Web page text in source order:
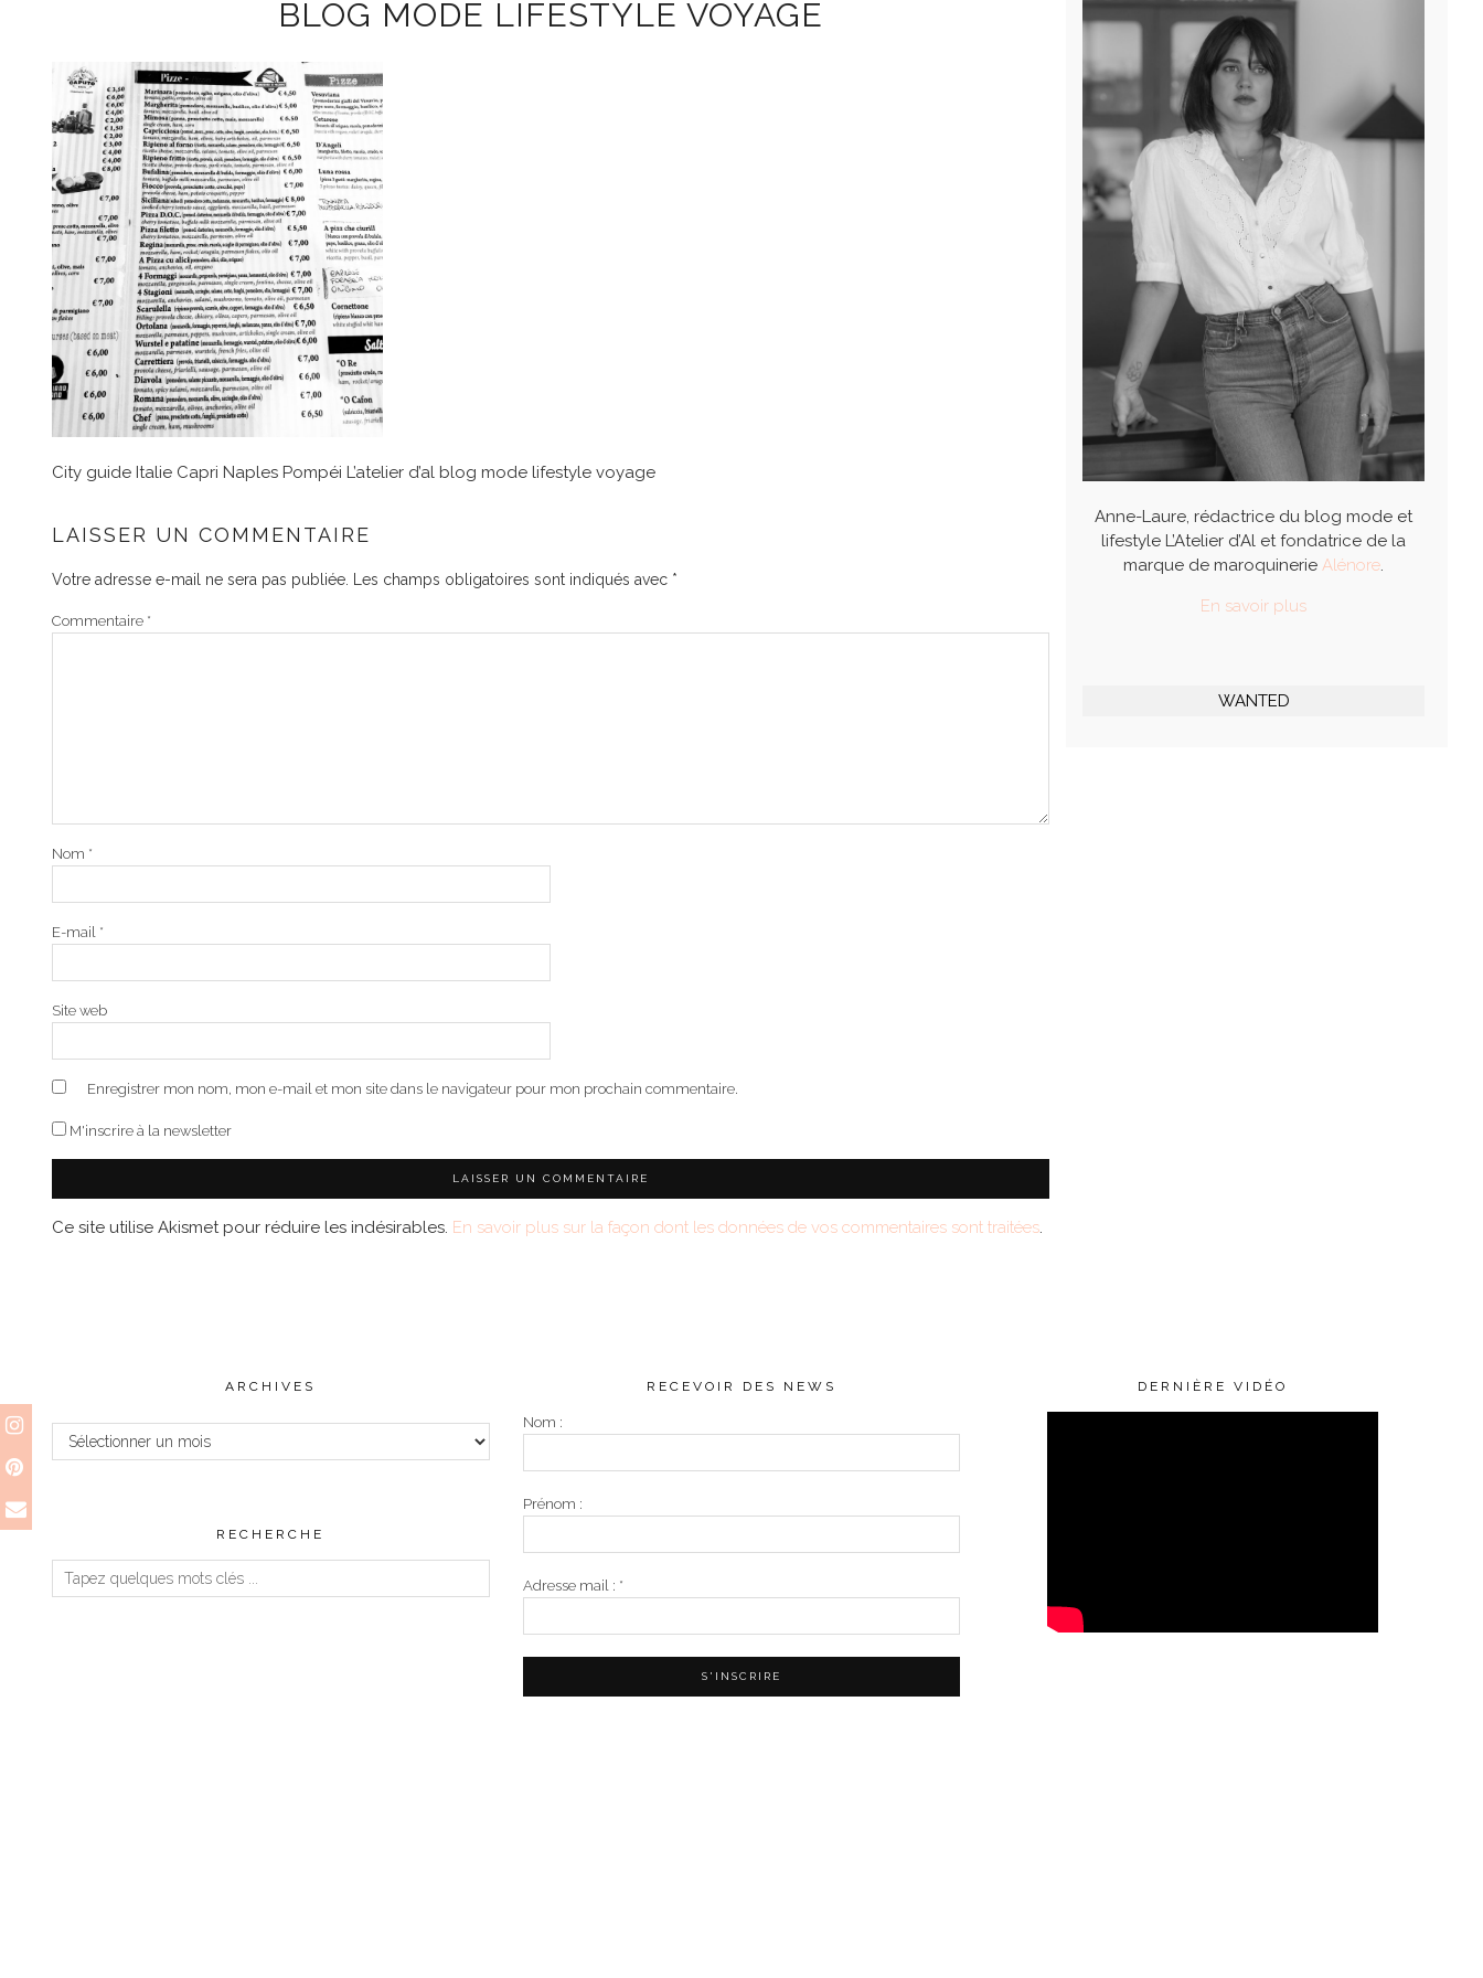
BLOG MODE LIFESTYLE VOYAGE
City guide Italie Capri Naples Pompéi L’atelier d’al blog mode lifestyle voyage
LAISSER UN COMMENTAIRE
Votre adresse e-mail ne sera pas publiée. Les champs obligatoires sont indiqués avec *
Commentaire *
Nom *
E-mail *
Site web
Enregistrer mon nom, mon e-mail et mon site dans le navigateur pour mon prochain commentaire.
M'inscrire à la newsletter
Ce site utilise Akismet pour réduire les indésirables. En savoir plus sur la façon dont les données de vos commentaires sont traitées.
Anne-Laure, rédactrice du blog mode et
lifestyle L’Atelier d’Al et fondatrice de la
marque de maroquinerieAlénore.
En savoir plus
WANTED
ARCHIVES
Archives
RECHERCHE
RECEVOIR DES NEWS
Nom :
Prénom :
Adresse mail : *
DERNIÈRE VIDÉO